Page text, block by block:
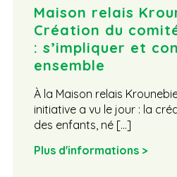
Maison relais
Création du
: s’impliquer et
ensemble
À la Maison relais
initiative a vu le jour : la
des enfants, né […]
Plus d'informations >